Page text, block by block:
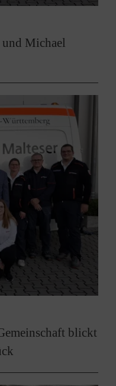
Michael
blickt